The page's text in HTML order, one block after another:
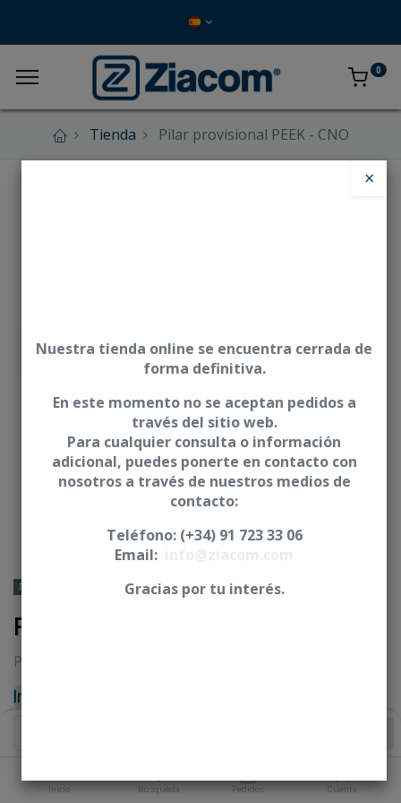
Inicio Búsqueda Pedidos Cuenta
0
Tienda Pilar provisional PEEK - CNO
NOBEL BIOCARE® - Branemark
Pilar provisional PEEK - CNO
Pilares para estética y carga inmediata
Iniciar sesión
×
Nuestra tienda online se encuentra cerrada de
forma definitiva.
En este momento no se aceptan pedidos a
través del sitio web.
Para cualquier consulta o información
adicional, puedes ponerte en contacto con
nosotros a través de nuestros medios de
contacto:
Teléfono: (+34) 91 723 33 06
Email:
Gracias por tu interés.